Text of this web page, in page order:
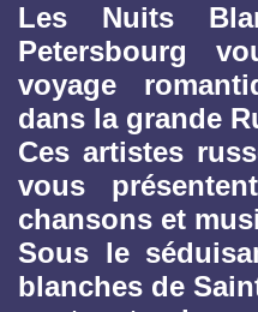
Les Nuits
Petersbourg
voyage
dans la grande
Ces artistes
vous
chansons et
Sous le
blanches de